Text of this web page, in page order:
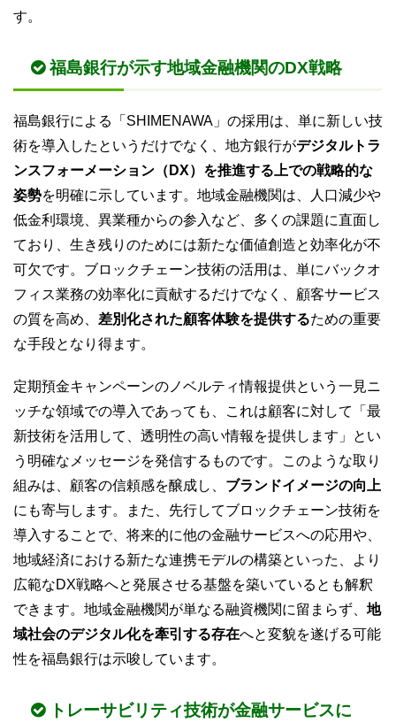
す。
福島銀行が示す地域金融機関のDX戦略
福島銀行による「SHIMENAWA」の採用は、単に新しい技
術を導入したというだけでなく、地方銀行がデジタルトラ
ンスフォーメーション（DX）を推進する上での戦略的な
姿勢を明確に示しています。地域金融機関は、人口減少や
低金利環境、異業種からの参入など、多くの課題に直面し
ており、生き残りのためには新たな価値創造と効率化が不
可欠です。ブロックチェーン技術の活用は、単にバックオ
フィス業務の効率化に貢献するだけでなく、顧客サービス
の質を高め、 差別化された顧客体験を提供するための重要
な手段となり得ます。
定期預金キャンペーンのノベルティ情報提供という一見ニ
ッチな領域での導入であっても、これは顧客に対して「最
新技術を活用して、透明性の高い情報を提供します」とい
う明確なメッセージを発信するものです。このような取り
組みは、顧客の信頼感を醸成し、 ブランドイメージの向上
にも寄与します。また、先行してブロックチェーン技術を
導入することで、将来的に他の金融サービスへの応用や、
地域経済における新たな連携モデルの構築といった、より
広範なDX戦略へと発展させる基盤を築いているとも解釈
できます。地域金融機関が単なる融資機関に留まらず、 地
域社会のデジタル化を牽引する存在へと変貌を遂げる可能
性を福島銀行は示唆しています。
トレーサビリティ技術が金融サービスに